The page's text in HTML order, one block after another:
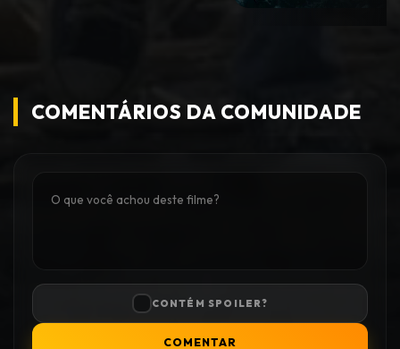
COMENTÁRIOS DA COMUNIDADE
CONTÉM SPOILER?
COMENTAR